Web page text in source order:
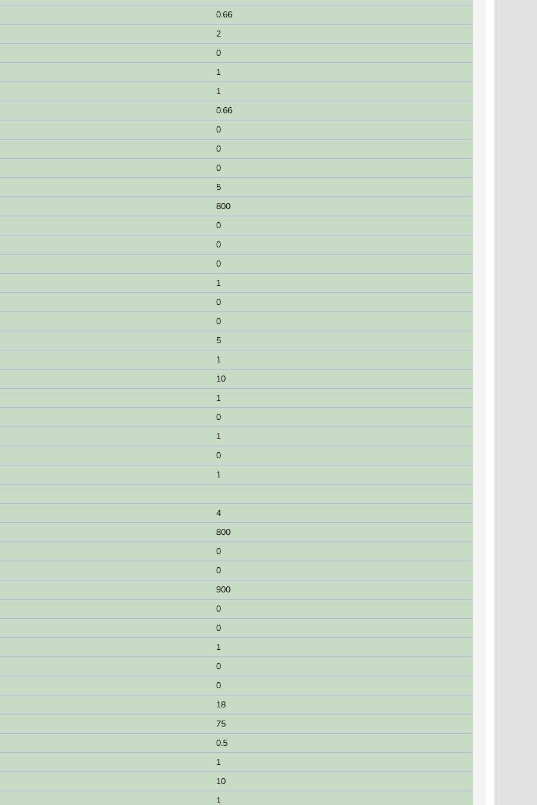
0.66
2
0
1
1
0.66
0
0
0
5
800
0
0
0
1
0
0
5
1
10
1
0
1
0
1
4
800
0
0
900
0
0
1
0
0
18
75
0.5
1
10
1